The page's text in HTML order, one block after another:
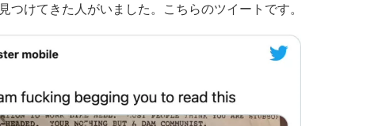
つけてきた人がいました。こちらのツイートです。